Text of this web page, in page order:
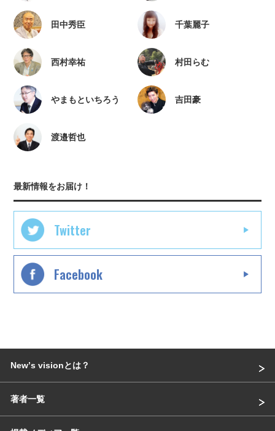
田中秀臣 千葉麗子
西村幸祐 村田らむ
やまもといちろう 吉田豪
渡邉哲也
最新情報をお届け！
Twitter
Facebook
Newʼs visionとは？
著者一覧